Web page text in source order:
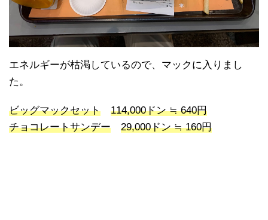
エネルギーが枯渇しているので、マックに入りまし
た。
ビッグマックセット
114,000ドン ≒ 640円
チョコレートサンデー
29,000ドン ≒ 160円